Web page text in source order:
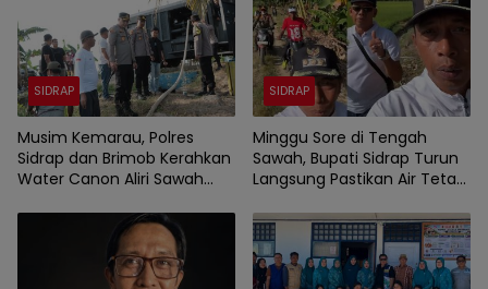
SIDRAP
Musim Kemarau, Polres
Sidrap dan Brimob Kerahkan
Water Canon Aliri Sawah
SIDRAP
Minggu Sore di Tengah
Sawah, Bupati Sidrap Turun
Langsung Pastikan Air Tetap